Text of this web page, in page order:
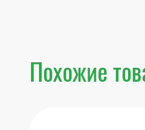
Похожие